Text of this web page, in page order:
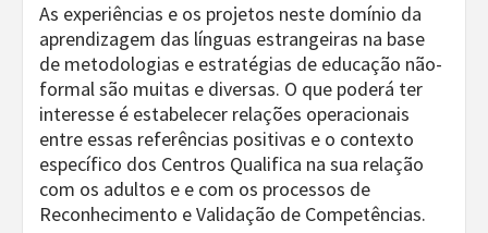
As experiências e os projetos neste domínio da
aprendizagem das línguas estrangeiras na base
de metodologias e estratégias de educação não-
formal são muitas e diversas. O que poderá ter
interesse é estabelecer relações operacionais
entre essas referências positivas e o contexto
específico dos Centros Qualifica na sua relação
com os adultos e e com os processos de
Reconhecimento e Validação de Competências.